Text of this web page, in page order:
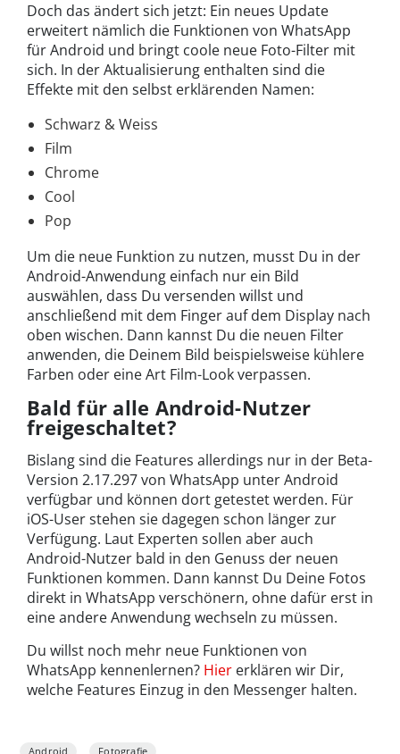
Doch das ändert sich jetzt: Ein neues Update
erweitert nämlich die Funktionen von WhatsApp
für Android und bringt coole neue Foto-Filter mit
sich. In der Aktualisierung enthalten sind die
Effekte mit den selbst erklärenden Namen:
Schwarz & Weiss
Film
Chrome
Cool
Pop
Um die neue Funktion zu nutzen, musst Du in der
Android-Anwendung einfach nur ein Bild
auswählen, dass Du versenden willst und
anschließend mit dem Finger auf dem Display nach
oben wischen. Dann kannst Du die neuen Filter
anwenden, die Deinem Bild beispielsweise kühlere
Farben oder eine Art Film-Look verpassen.
Bald für alle Android-Nutzer
freigeschaltet?
Bislang sind die Features allerdings nur in der Beta-
Version 2.17.297 von WhatsApp unter Android
verfügbar und können dort getestet werden. Für
iOS-User stehen sie dagegen schon länger zur
Verfügung. Laut Experten sollen aber auch
Android-Nutzer bald in den Genuss der neuen
Funktionen kommen. Dann kannst Du Deine Fotos
direkt in WhatsApp verschönern, ohne dafür erst in
eine andere Anwendung wechseln zu müssen.
Du willst noch mehr neue Funktionen von
WhatsApp kennenlernen? Hier erklären wir Dir,
welche Features Einzug in den Messenger halten.
Android Fotografie